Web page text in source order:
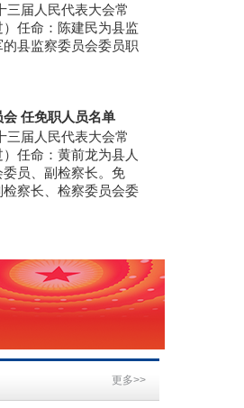
于石台
年预算
第五次
于石台
计划执
查报告
2024-12-31
三届人民代表大会常
任命：陈建民为县监
县监察委员会委员职
任免职人员名单
三届人民代表大会常
任命：黄前龙为县人
员、副检察长。免
察长、检察委员会委
更多>>